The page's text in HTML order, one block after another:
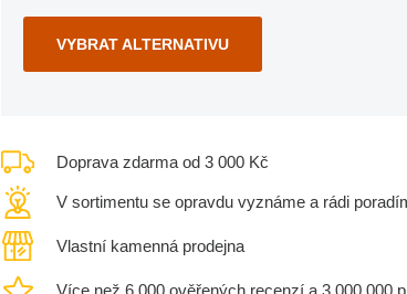
VYBRAT ALTERNATIVU
Doprava zdarma od 3 000 Kč
V sortimentu se opravdu vyznáme a rádi
Vlastní kamenná prodejna